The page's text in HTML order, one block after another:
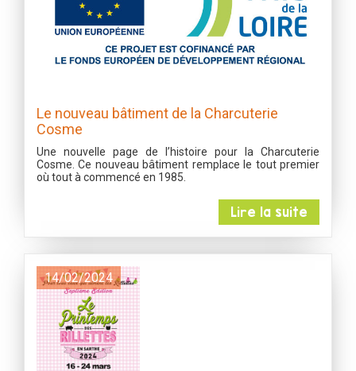
Le nouveau bâtiment de la Charcuterie
Cosme
Une nouvelle page de l’histoire pour la Charcuterie
Cosme. Ce nouveau bâtiment remplace le tout premier
où tout à commencé en 1985.
Lire la suite
14/02/2024